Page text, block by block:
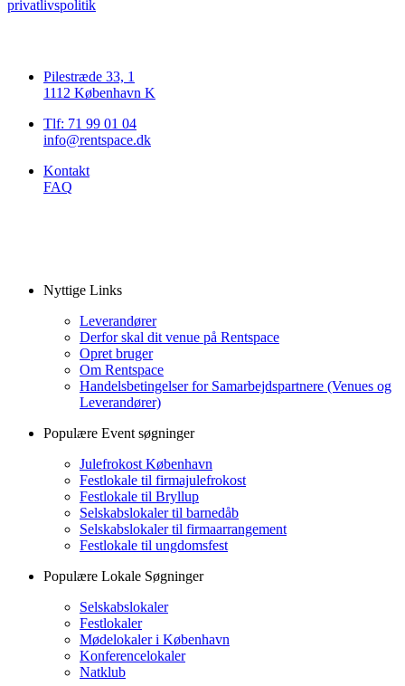
privatlivspolitik
Pilestræde 33, 1
1112 København K
Tlf: 71 99 01 04
info@rentspace.dk
Kontakt
FAQ
Nyttige Links
Leverandører
Derfor skal dit venue på Rentspace
Opret bruger
Om Rentspace
Handelsbetingelser for Samarbejdspartnere (Venues og
Leverandører)
Populære Event søgninger
Julefrokost København
Festlokale til firmajulefrokost
Festlokale til Bryllup
Selskabslokaler til barnedåb
Selskabslokaler til firmaarrangement
Festlokale til ungdomsfest
Populære Lokale Søgninger
Selskabslokaler
Festlokaler
Mødelokaler i København
Konferencelokaler
Natklub